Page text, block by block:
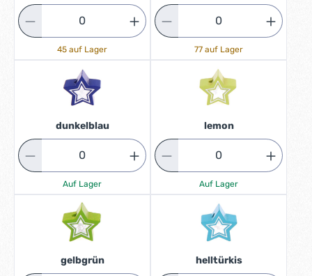
45 auf Lager 77 auf Lager
dunkelblau
Auf Lager
lemon
Auf Lager
gelbgrün helltürkis